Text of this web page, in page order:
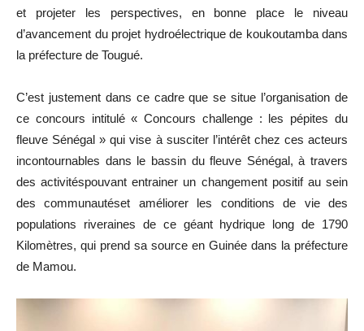
et projeter les perspectives, en bonne place le niveau
d’avancement du projet hydroélectrique de koukoutamba dans
la préfecture de Tougué.
C’est justement dans ce cadre que se situe l’organisation de
ce concours intitulé « Concours challenge : les pépites du
fleuve Sénégal » qui vise à susciter l’intérêt chez ces acteurs
incontournables dans le bassin du fleuve Sénégal, à travers
des activitéspouvant entrainer un changement positif au sein
des communautéset améliorer les conditions de vie des
populations riveraines de ce géant hydrique long de 1790
Kilomètres, qui prend sa source en Guinée dans la préfecture
de Mamou.